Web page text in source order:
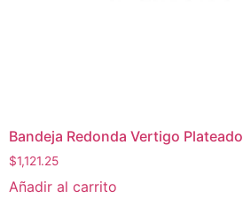
Bandeja Redonda Vertigo Plateado
$1,121.25
Añadir al carrito